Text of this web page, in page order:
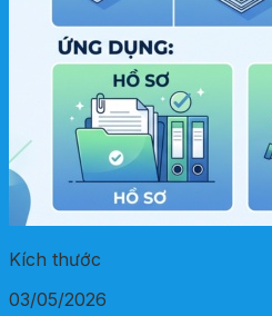
Kích thước
03/05/2026